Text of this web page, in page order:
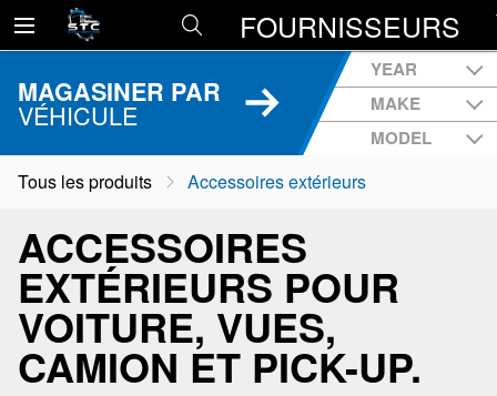
FOURNISSEURS
MAGASINER PAR
VÉHICULE
YEAR
MAKE
MODEL
Tous les produits Accessoires extérieurs
ACCESSOIRES
EXTÉRIEURS POUR
VOITURE, VUES,
CAMION ET PICK-UP.